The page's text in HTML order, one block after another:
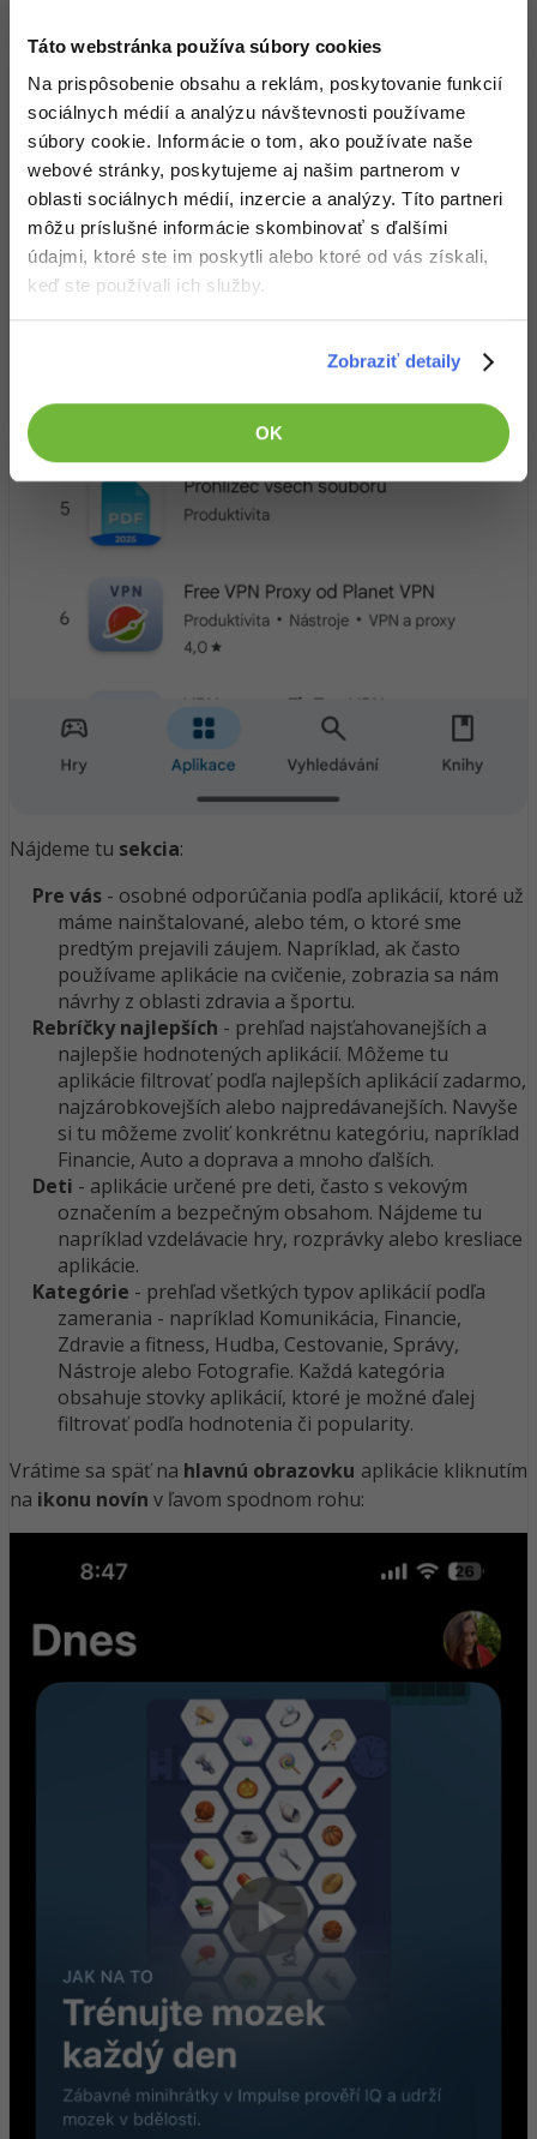
Táto webstránka používa súbory cookies
Na prispôsobenie obsahu a reklám, poskytovanie funkcií
sociálnych médií a analýzu návštevnosti používame
súbory cookie. Informácie o tom, ako používate naše
webové stránky, poskytujeme aj našim partnerom v
oblasti sociálnych médií, inzercie a analýzy. Títo partneri
môžu príslušné informácie skombinovať s ďalšími
údajmi, ktoré ste im poskytli alebo ktoré od vás získali,
keď ste používali ich služby.
Zobraziť detaily
OK
Nájdeme tu sekcia:
Pre vás - osobné odporúčania podľa aplikácií, ktoré už
máme nainštalované, alebo tém, o ktoré sme
predtým prejavili záujem. Napríklad, ak často
používame aplikácie na cvičenie, zobrazia sa nám
návrhy z oblasti zdravia a športu.
Rebríčky najlepších - prehľad najsťahovanejších a
najlepšie hodnotených aplikácií. Môžeme tu
aplikácie filtrovať podľa najlepších aplikácií zadarmo,
najzárobkovejších alebo najpredávanejších. Navyše
si tu môžeme zvoliť konkrétnu kategóriu, napríklad
Financie, Auto a doprava a mnoho ďalších.
Deti - aplikácie určené pre deti, často s vekovým
označením a bezpečným obsahom. Nájdeme tu
napríklad vzdelávacie hry, rozprávky alebo kresliace
aplikácie.
Kategórie - prehľad všetkých typov aplikácií podľa
zamerania - napríklad Komunikácia, Financie,
Zdravie a fitness, Hudba, Cestovanie, Správy,
Nástroje alebo Fotografie. Každá kategória
obsahuje stovky aplikácií, ktoré je možné ďalej
filtrovať podľa hodnotenia či popularity.
Vrátime sa späť na hlavnú obrazovku aplikácie kliknutím
na ikonu novín v ľavom spodnom rohu: